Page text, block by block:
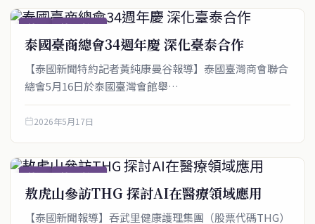
僑社 僑社_新聞
泰國臺商總會34週年慶 深化臺泰合作
【泰國新聞特約記者黃純康曼谷報導】泰國臺灣商會聯合
總會5月16日於泰國臺灣會館舉…
2026年5月17日
僑社 僑社_新聞
敖虎山參訪THG 探討AI在醫療領域應用
【泰國新聞報導】吞武里健康護理集團（股票代碼THG）↑ 回到頂端